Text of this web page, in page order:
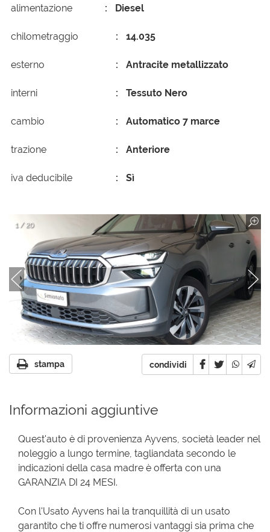
alimentazione Diesel
chilometraggio 14.035
esterno Antracite metallizzato
interni Tessuto Nero
cambio Automatico 7 marce
trazione Anteriore
iva deducibile Sì
1 / 20
stampa condividi
Informazioni aggiuntive
Quest'auto è di provenienza Ayvens, società leader nel
noleggio a lungo termine, tagliandata secondo le
indicazioni della casa madre è offerta con una
GARANZIA DI 24 MESI.
Con l'Usato Ayvens hai la tranquillità di un usato
garantito che ti offre numerosi vantaggi sia prima che